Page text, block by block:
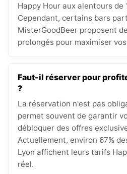
Happy Hour aux alentours de
Cependant, certains bars
MisterGoodBeer proposent
prolongés pour maximiser
Faut-il réserver pour
?
La réservation n'est pas
permet souvent de garantir
débloquer des offres
Actuellement, environ 67%
Lyon affichent leurs tarifs
réel.